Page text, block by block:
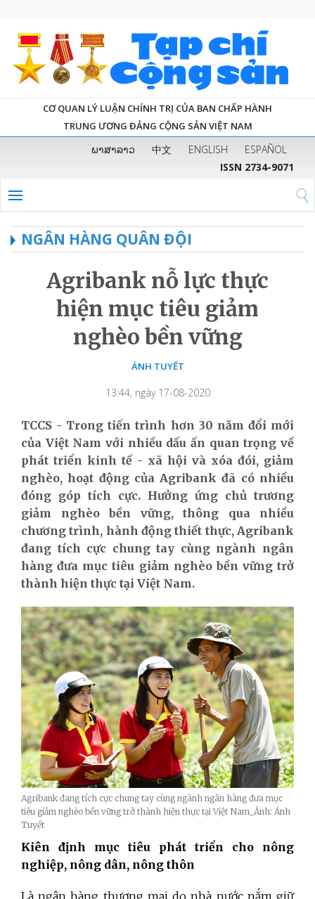
CƠ QUAN LÝ LUẬN CHÍNH TRỊ CỦA BAN CHẤP HÀNH
TRUNG ƯƠNG ĐẢNG CỘNG SẢN VIỆT NAM
ພາສາລາວ 中文 ENGLISH
ESPAÑOL
ISSN 2734-9071
NGÂN HÀNG QUÂN ĐỘI
Agribank nỗ lực thực
hiện mục tiêu giảm
nghèo bền vững
ÁNH TUYẾT
13:44, ngày 17-08-2020
TCCS - Trong tiến trình hơn 30 năm đổi mới
của Việt Nam với nhiều dấu ấn quan trọng về
phát triển kinh tế - xã hội và xóa đói, giảm
nghèo, hoạt động của Agribank đã có nhiều
đóng góp tích cực. Hưởng ứng chủ trương
giảm nghèo bền vững, thông qua nhiều
chương trình, hành động thiết thực, Agribank
đang tích cực chung tay cùng ngành ngân
hàng đưa mục tiêu giảm nghèo bền vững trở
thành hiện thực tại Việt Nam.
Agribank đang tích cực chung tay cùng ngành ngân hàng đưa mục
tiêu giảm nghèo bền vững trở thành hiện thực tại Việt Nam_Ảnh: Ánh
Tuyết
Kiên định mục tiêu phát triển cho nông
nghiệp, nông dân, nông thôn